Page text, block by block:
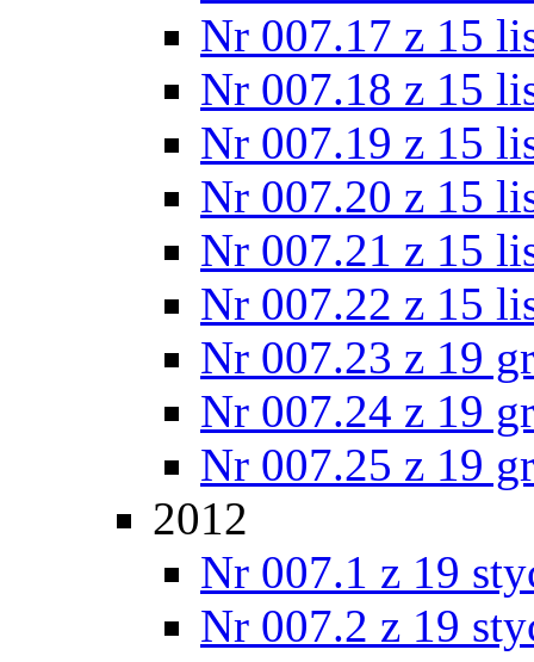
Nr 007.17 z 15
Nr 007.18 z 15
Nr 007.19 z 15
Nr 007.20 z 15
Nr 007.21 z 15
Nr 007.22 z 15
Nr 007.23 z 19
Nr 007.24 z 19
Nr 007.25 z 19
2012
Nr 007.1 z 19
Nr 007.2 z 19